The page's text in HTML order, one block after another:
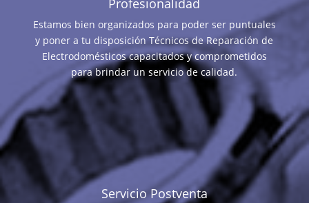
Profesionalidad
Estamos bien organizados para poder ser puntuales
y poner a tu disposición Técnicos de Reparación de
Electrodomésticos capacitados y comprometidos
para brindar un servicio de calidad.
Servicio Postventa